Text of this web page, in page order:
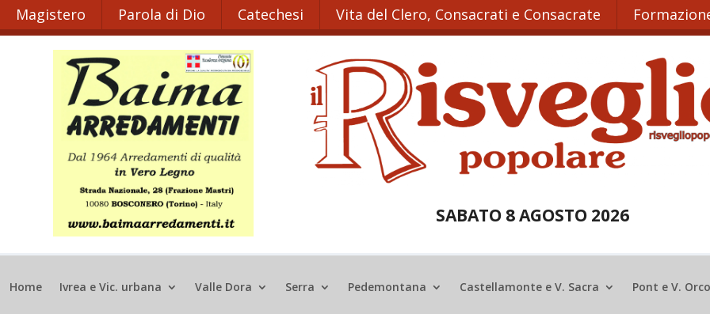
Magistero Parola di Dio Catechesi Vita del Clero, Consacrati e Consacrate
SABATO 8 AGOSTO 2026
Home Ivrea e Vic. urbana Valle Dora Serra Pedemontana Castellamonte e V. Sacra Pont e V.